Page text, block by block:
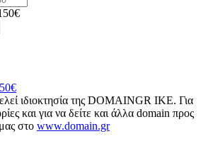
ιδιοκτησία της DOMAINGR ΙΚΕ. Για
και για να δείτε και άλλα domain προς
στο www.domain.gr